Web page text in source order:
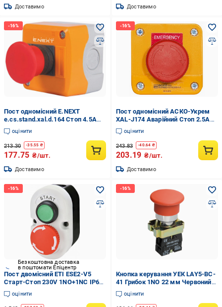
Доставимо Доставимо
Пост одномісний E.NEXT
e.cs.stand.xal.d.164 Стоп 4.5А
230V 1NC IP54 грибок (s006015)
оцінити
213.30 -35.55 ₴
177.75 ₴/шт.
Доставимо
Пост одномісний АСКО-Укрем
XAL-J174 Аварійний Стоп 2.5А
220V 1NC IP54 грибок
(A0140020010)
оцінити
243.83 -40.64 ₴
203.19 ₴/шт.
Доставимо
Безкоштовна доставка
в поштомати Епіцентр
Пост двомісний ETI ESE2-V5
Старт-Стоп 230V 1NO+1NC IP65
грибок (4771443)
оцінити
Кнопка керування УЕК LAY5-BC-
41 Грибок 1NO 22 мм Червоний
(BBG70-BC-K04)
оцінити